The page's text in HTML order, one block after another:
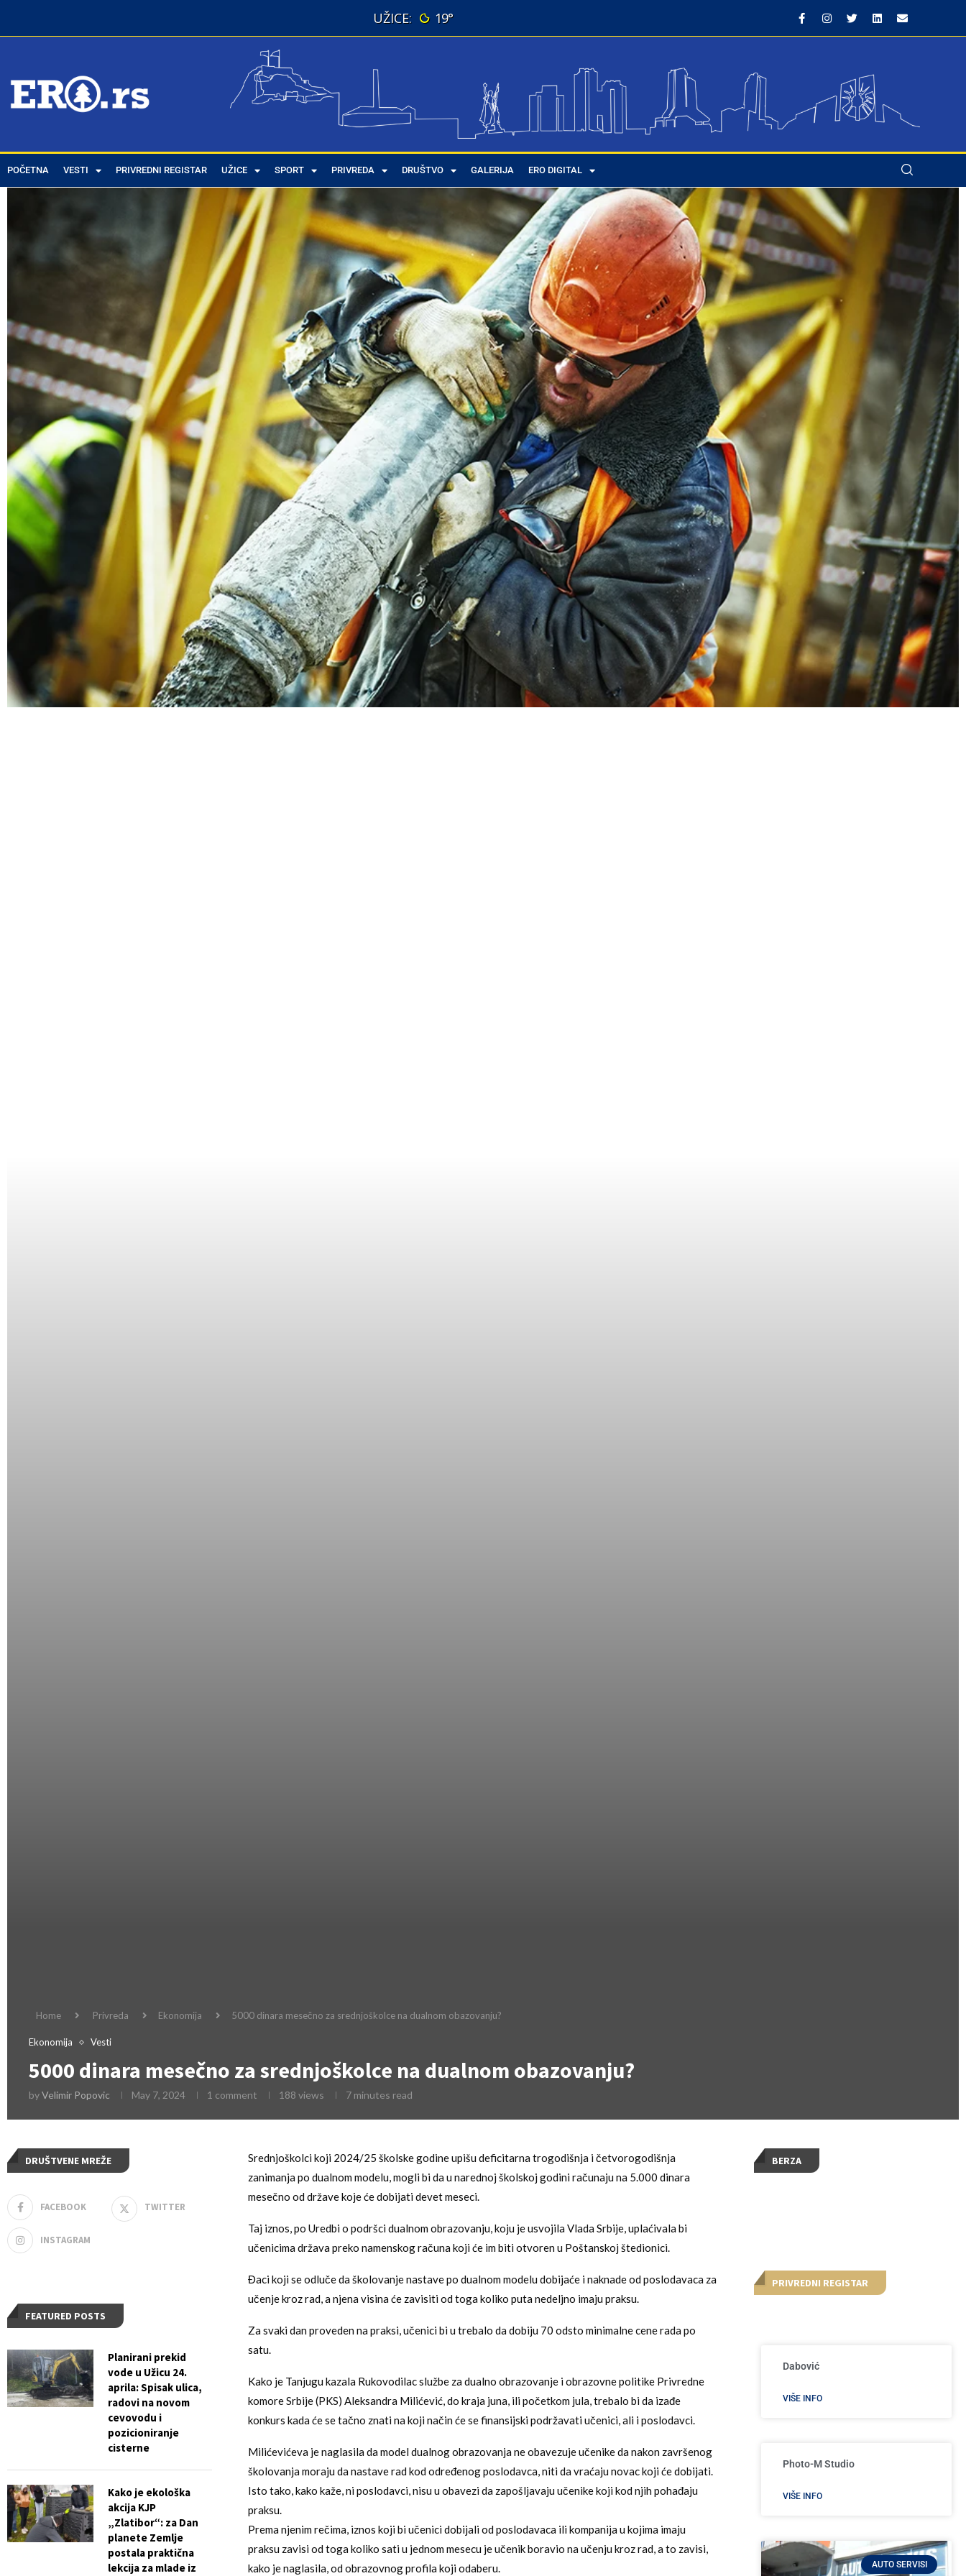
19°
POČETNA VESTI PRIVREDNI REGISTAR UŽICE SPORT PRIVREDA DRUŠTVO GALERIJA ERO DIGITAL
Home Privreda Ekonomija 5000 dinara mesečno za srednjoškolce na dualnom obazovanju?
Ekonomija Vesti
5000 dinara mesečno za srednjoškolce na dualnom obazovanju?
byVelimir Popovic May 7, 2024 1 comment 188 views 7 minutes read
Srednjoškolci koji 2024/25 školske godine upišu deficitarna trogodišnja i četvorogodišnja
zanimanja po dualnom modelu, mogli bi da u narednoj školskoj godini računaju na 5.000 dinara
mesečno od države koje će dobijati devet meseci.
Taj iznos, po Uredbi o podršci dualnom obrazovanju, koju je usvojila Vlada Srbije, uplaćivala bi
učenicima država preko namenskog računa koji će im biti otvoren u Poštanskoj štedionici.
Đaci koji se odluče da školovanje nastave po dualnom modelu dobijaće i naknade od poslodavaca za
učenje kroz rad, a njena visina će zavisiti od toga koliko puta nedeljno imaju praksu.
Za svaki dan proveden na praksi, učenici bi u trebalo da dobiju 70 odsto minimalne cene rada po
satu.
Kako je Tanjugu kazala Rukovodilac službe za dualno obrazovanje i obrazovne politike Privredne
komore Srbije (PKS) Aleksandra Milićević, do kraja juna, ili početkom jula, trebalo bi da izađe
konkurs kada će se tačno znati na koji način će se finansijski podržavati učenici, ali i poslodavci.
Milićevićeva je naglasila da model dualnog obrazovanja ne obavezuje učenike da nakon završenog
školovanja moraju da nastave rad kod određenog poslodavca, niti da vraćaju novac koji će dobijati.
Isto tako, kako kaže, ni poslodavci, nisu u obavezi da zapošljavaju učenike koji kod njih pohađaju
praksu.
Prema njenim rečima, iznos koji bi učenici dobijali od poslodavaca ili kompanija u kojima imaju
praksu zavisi od toga koliko sati u jednom mesecu je učenik boravio na učenju kroz rad, a to zavisi,
kako je naglasila, od obrazovnog profila koji odaberu.
BERZA
PRIVREDNI REGISTAR
Dabović
VIŠE INFO
Photo-M Studio
VIŠE INFO
AUTO SERVISI
DRUŠTVENE MREŽE
FACEBOOK TWITTER
INSTAGRAM
FEATURED POSTS
Planirani prekid
vode u Užicu 24.
aprila: Spisak ulica,
radovi na novom
cevovodu i
pozicioniranje
cisterne
Kako je ekološka
akcija KJP
„Zlatibor“: za Dan
planete Zemlje
postala praktična
lekcija za mlade iz